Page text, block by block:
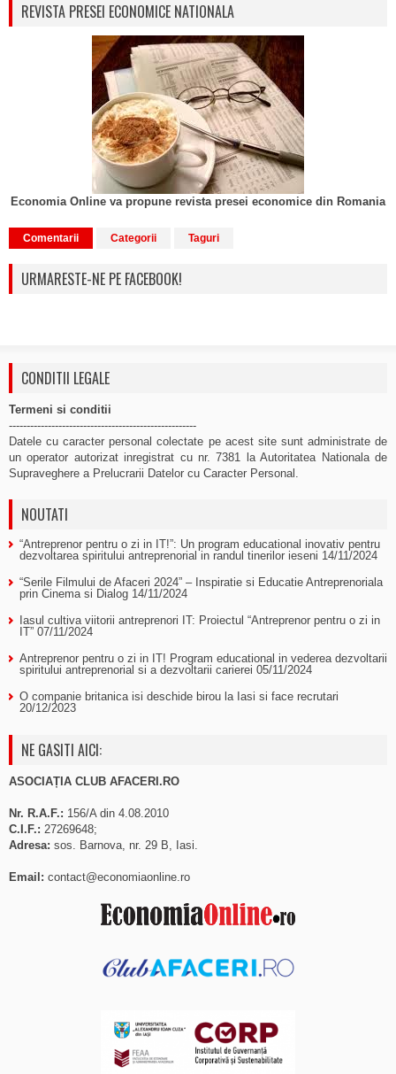
REVISTA PRESEI ECONOMICE NATIONALA
Economia Online va propune revista presei economice din Romania
Comentarii Categorii Taguri
URMARESTE-NE PE FACEBOOK!
CONDITII LEGALE
Termeni si conditii
-----------------------------------------------------
Datele cu caracter personal colectate pe acest site sunt administrate de
un operator autorizat inregistrat cu nr. 7381 la Autoritatea Nationala de
Supraveghere a Prelucrarii Datelor cu Caracter Personal.
NOUTATI
“Antreprenor pentru o zi in IT!”: Un program educational inovativ pentru
dezvoltarea spiritului antreprenorial in randul tinerilor ieseni 14/11/2024
“Serile Filmului de Afaceri 2024” – Inspiratie si Educatie Antreprenoriala
prin Cinema si Dialog 14/11/2024
Iasul cultiva viitorii antreprenori IT: Proiectul “Antreprenor pentru o zi in
IT” 07/11/2024
Antreprenor pentru o zi in IT! Program educational in vederea dezvoltarii
spiritului antreprenorial si a dezvoltarii carierei 05/11/2024
O companie britanica isi deschide birou la Iasi si face recrutari
20/12/2023
NE GASITI AICI:
ASOCIAȚIA CLUB AFACERI.RO
Nr. R.A.F.: 156/A din 4.08.2010
C.I.F.: 27269648;
Adresa: sos. Barnova, nr. 29 B, Iasi.
Email: contact@economiaonline.ro